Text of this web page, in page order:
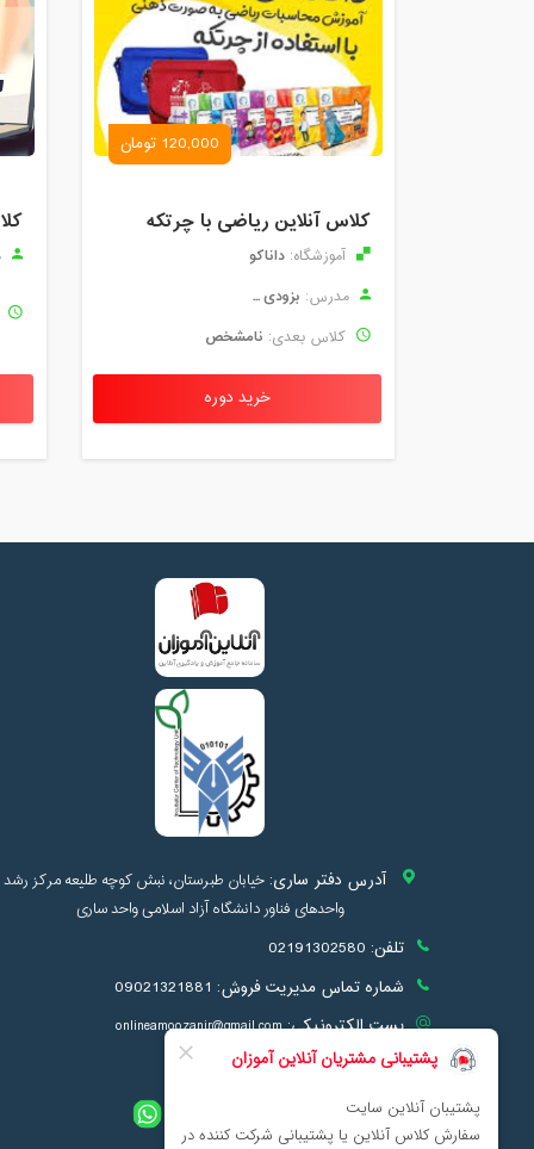
120,000 تومان
کلاس آنلاین ریاضی با چرتکه
آموزشگاه: داناکو
مدرس: بزودی ...
کلاس بعدی: نامشخص
خرید دوره
آدرس دفتر ساری: خیابان طبرستان، نبش کوچه طلیعه مرکز رشد
واحدهای فناور دانشگاه آزاد اسلامی واحد ساری
تلفن: 02191302580
شماره تماس مدیریت فروش: 09021321881
پست الکترونیکی:onlineamoozanir@gmail.com
info@onlineamoozan.ir